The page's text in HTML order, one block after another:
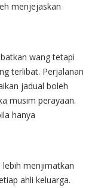
menjejaskan
wang tetapi
terlibat. Perjalanan
jadual boleh
musim perayaan.
hanya
lebih menjimatkan
ahli keluarga.